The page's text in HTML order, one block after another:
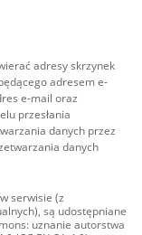
adresy skrzynek
adresem e-
e-mail oraz
przesłania
danych przez
danych
serwisie (z
są udostępniane
uznanie autorstwa